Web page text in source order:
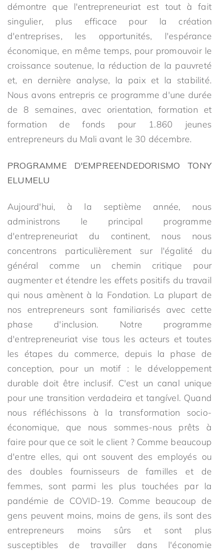
démontre que l'entrepreneuriat est tout à fait
singulier, plus efficace pour la création
d'entreprises, les opportunités, l'espérance
économique, en même temps, pour promouvoir le
croissance soutenue, la réduction de la pauvreté
et, en dernière analyse, la paix et la stabilité.
Nous avons entrepris ce programme d'une durée
de 8 semaines, avec orientation, formation et
formation de fonds pour 1.860 jeunes
entrepreneurs du Mali avant le 30 décembre.
PROGRAMME D'EMPREENDEDORISMO TONY
ELUMELU
Aujourd'hui, à la septième année, nous
administrons le principal programme
d'entrepreneuriat du continent, nous nous
concentrons particulièrement sur l'égalité du
général comme un chemin critique pour
augmenter et étendre les effets positifs du travail
qui nous amènent à la Fondation. La plupart de
nos entrepreneurs sont familiarisés avec cette
phase d'inclusion. Notre programme
d'entrepreneuriat vise tous les acteurs et toutes
les étapes du commerce, depuis la phase de
conception, pour un motif : le développement
durable doit être inclusif. C'est un canal unique
pour une transition verdadeira et tangível. Quand
nous réfléchissons à la transformation socio-
économique, que nous sommes-nous prêts à
faire pour que ce soit le client ? Comme beaucoup
d'entre elles, qui ont souvent des employés ou
des doubles fournisseurs de familles et de
femmes, sont parmi les plus touchées par la
pandémie de COVID-19. Comme beaucoup de
gens peuvent moins, moins de gens, ils sont des
entrepreneurs moins sûrs et sont plus
susceptibles de travailler dans l'économie